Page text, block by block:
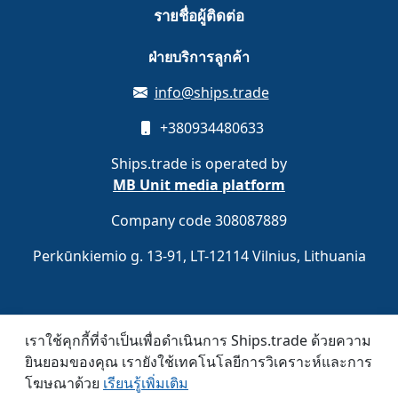
รายชื่อผู้ติดต่อ
ฝ่ายบริการลูกค้า
info@ships.trade
+380934480633
Ships.trade is operated by
MB Unit media platform
Company code 308087889
Perkūnkiemio g. 13-91, LT-12114 Vilnius, Lithuania
ลงทะเบียนฟรี สมัครสมาชิก
เราใช้คุกกี้ที่จำเป็นเพื่อดำเนินการ Ships.trade ด้วยความ
ยินยอมของคุณ เรายังใช้เทคโนโลยีการวิเคราะห์และการ
โฆษณาด้วย เรียนรู้เพิ่มเติม